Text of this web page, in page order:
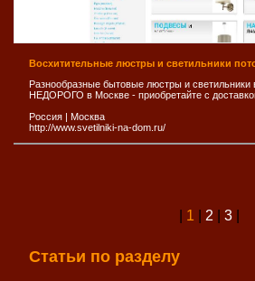
Восхитительные люстры и светильники
Разнообразные бытовые люстры и светильники
НЕДОРОГО в Москве - приобретайте с
Россия | Москва
http://www.svetilniki-na-dom.ru/
1 2 3
Статьи по разделу